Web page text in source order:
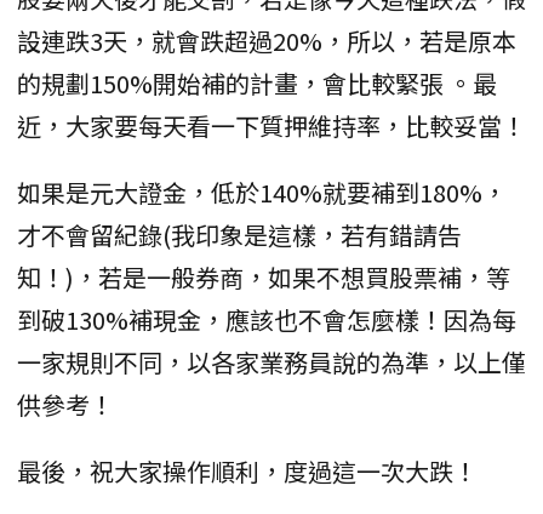
設連跌3天，就會跌超過20%，所以，若是原本
的規劃150%開始補的計畫，會比較緊張 。最
近，大家要每天看一下質押維持率，比較妥當！
如果是元大證金，低於140%就要補到180%，
才不會留紀錄(我印象是這樣，若有錯請告
知！)，若是一般券商，如果不想買股票補，等
到破130%補現金，應該也不會怎麼樣！因為每
一家規則不同，以各家業務員說的為準，以上僅
供參考！
最後，祝大家操作順利，度過這一次大跌！